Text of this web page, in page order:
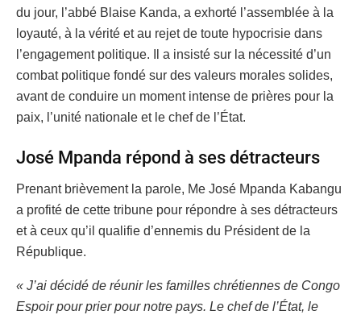
du jour, l’abbé Blaise Kanda, a exhorté l’assemblée à la
loyauté, à la vérité et au rejet de toute hypocrisie dans
l’engagement politique. Il a insisté sur la nécessité d’un
combat politique fondé sur des valeurs morales solides,
avant de conduire un moment intense de prières pour la
paix, l’unité nationale et le chef de l’État.
José Mpanda répond à ses détracteurs
Prenant brièvement la parole, Me José Mpanda Kabangu
a profité de cette tribune pour répondre à ses détracteurs
et à ceux qu’il qualifie d’ennemis du Président de la
République.
« J’ai décidé de réunir les familles chrétiennes de Congo
Espoir pour prier pour notre pays. Le chef de l’État, le